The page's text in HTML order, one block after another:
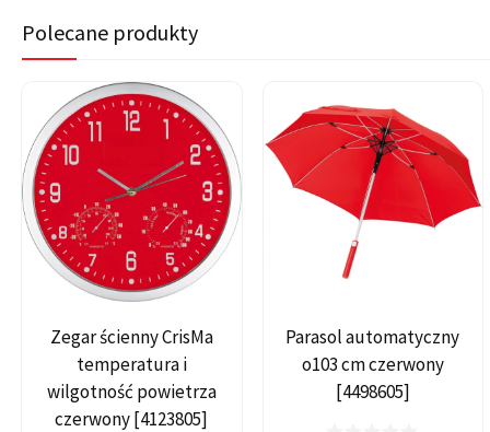
Polecane produkty
Zegar ścienny CrisMa
temperatura i
wilgotność powietrza
czerwony [4123805]
Parasol automatyczny
o103 cm czerwony
[4498605]